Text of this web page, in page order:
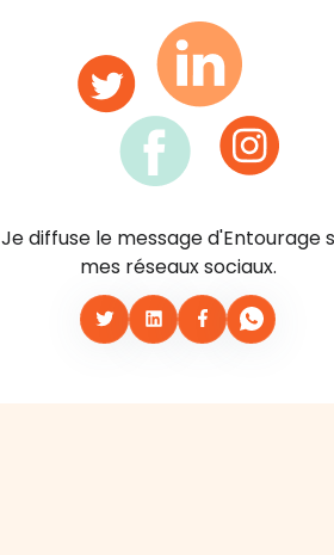
Je diffuse le message d'Entourage
mes réseaux sociaux.